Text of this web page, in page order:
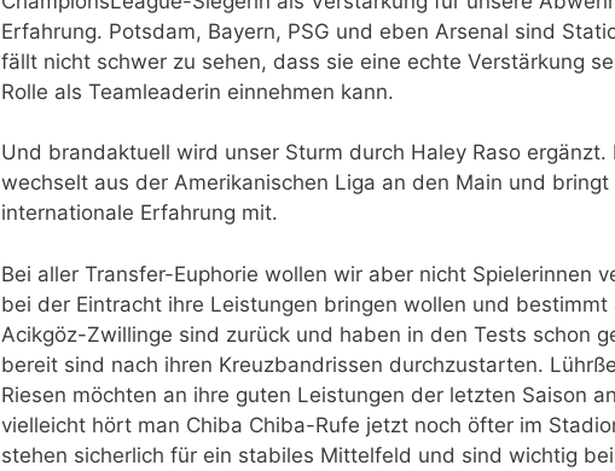
Erfahrung. Potsdam, Bayern, PSG und eben Arsenal sind
fällt nicht schwer zu sehen, dass sie eine echte Verstärkung
Rolle als Teamleaderin einnehmen kann.
Und brandaktuell wird unser Sturm durch Haley Raso ergänzt.
wechselt aus der Amerikanischen Liga an den Main und bringt
internationale Erfahrung mit.
Bei aller Transfer-Euphorie wollen wir aber nicht Spielerinnen
bei der Eintracht ihre Leistungen bringen wollen und bestimmt
Acikgöz-Zwillinge sind zurück und haben in den Tests schon
bereit sind nach ihren Kreuzbandrissen durchzustarten.
Riesen möchten an ihre guten Leistungen der letzten Saison
vielleicht hört man Chiba Chiba-Rufe jetzt noch öfter im
stehen sicherlich für ein stabiles Mittelfeld und sind wichtig